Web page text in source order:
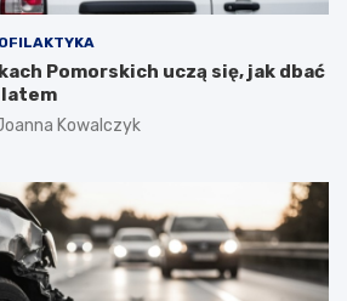
Pomorskich uczą się, jak dbać
Kowalczyk